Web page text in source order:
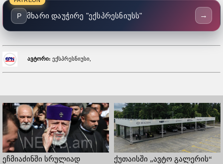
P მხარი დაუჭირე "ექსპრესნიუსს" →
ავტორი: ექსპრესნიუსი,
ეჩმიაძინში სრულიად
ქუთაისში „ავტო გალერის“